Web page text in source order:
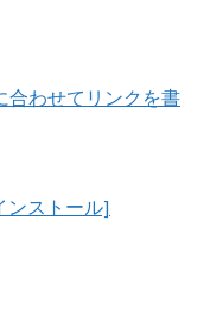
合わせてリンクを書
ンストール]